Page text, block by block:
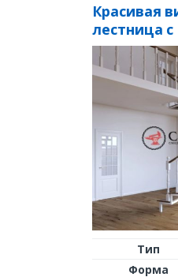
Красивая
лестница с
и поручнем
Тип
Форма